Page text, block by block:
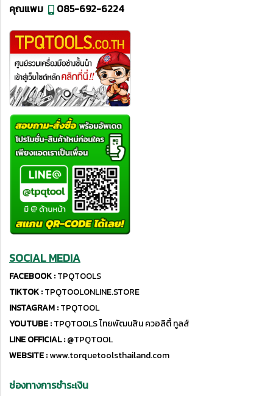
คุณแพม
085-692-6224
SOCIAL MEDIA
FACEBOOK :TPQTOOLS
TIKTOK :TPQTOOLONLINE.STORE
INSTAGRAM :TPQTOOL
YOUTUBE :TPQTOOLS ไทยพัฒนสิน ควอลิตี้ ทูลส์
LINE OFFICIAL :@TPQTOOL
WEBSITE :www.torquetoolsthailand.com
ช่องทางการชำระเงิน